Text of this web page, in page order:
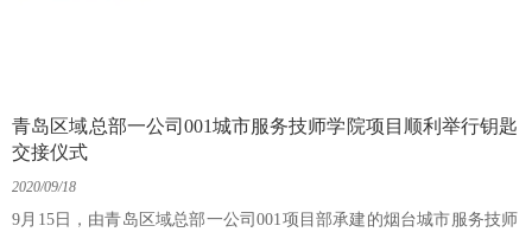
青岛区域总部一公司001城市服务技师学院项目顺利举行钥匙
交接仪式
2020/09/18
9月15日，由青岛区域总部一公司001项目部承建的烟台城市服务技师